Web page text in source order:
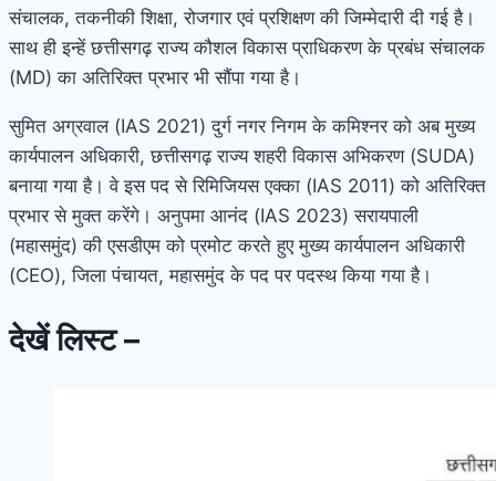
संचालक, तकनीकी शिक्षा, रोजगार एवं प्रशिक्षण की जिम्मेदारी दी गई है।
साथ ही इन्हें छत्तीसगढ़ राज्य कौशल विकास प्राधिकरण के प्रबंध संचालक
(MD) का अतिरिक्त प्रभार भी सौंपा गया है।
सुमित अग्रवाल (IAS 2021) दुर्ग नगर निगम के कमिश्नर को अब मुख्य
कार्यपालन अधिकारी, छत्तीसगढ़ राज्य शहरी विकास अभिकरण (SUDA)
बनाया गया है। वे इस पद से रिमिजियस एक्का (IAS 2011) को अतिरिक्त
प्रभार से मुक्त करेंगे। अनुपमा आनंद (IAS 2023) सरायपाली
(महासमुंद) की एसडीएम को प्रमोट करते हुए मुख्य कार्यपालन अधिकारी
(CEO), जिला पंचायत, महासमुंद के पद पर पदस्थ किया गया है।
देखें लिस्ट –